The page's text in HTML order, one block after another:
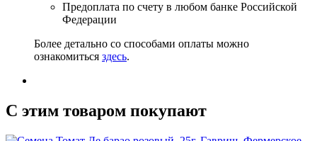
Предоплата по счету в любом банке Российской
Федерации
Более детально со способами оплаты можно
ознакомиться здесь.
C этим товаром покупают